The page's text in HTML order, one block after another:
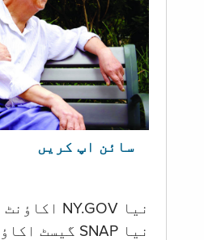
سائن اپ کریں
نیا NY.GOV اکاؤنٹ بنائیں
نیا SNAP گیسٹ اکاؤنٹ بنائیں